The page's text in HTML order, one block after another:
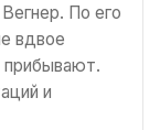
По его
вдвое
и